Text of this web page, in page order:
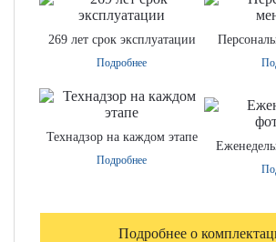
269 лет срок эксплуатации
Подробнее
Технадзор на каждом этапе
Подробнее
Подробнее о